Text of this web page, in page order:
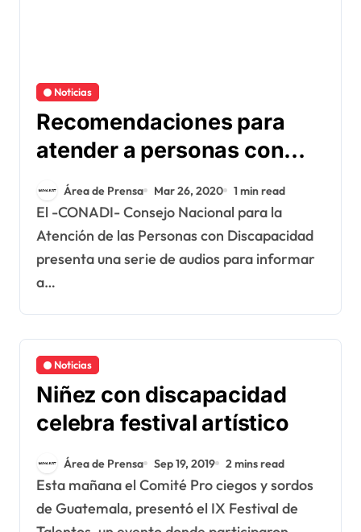
Noticias
Recomendaciones para
atender a personas con
discapacidad durante la
crisis del coronavirus
Área de Prensa Mar 26, 2020 1 min read
El -CONADI- Consejo Nacional para la
Atención de las Personas con Discapacidad
presenta una serie de audios para informar
a…
Noticias
Niñez con discapacidad
celebra festival artístico
Área de Prensa Sep 19, 2019 2 mins read
Esta mañana el Comité Pro ciegos y sordos
de Guatemala, presentó el IX Festival de